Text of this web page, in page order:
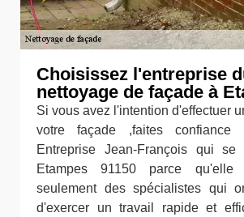
Choisissez l'entreprise
nettoyage de façade à
Si vous avez l'intention d'effectuer
votre façade ,faites confiance
Entreprise Jean-François qui
Etampes 91150 parce qu'elle
seulement des spécialistes qui
d'exercer un travail rapide et